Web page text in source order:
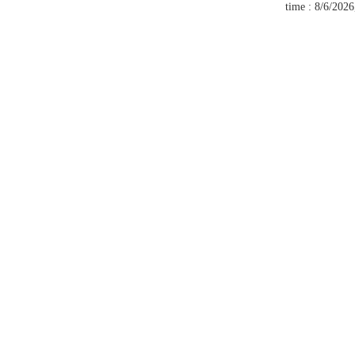
time : 8/6/